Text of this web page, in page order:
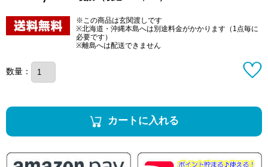
※この商品は玄関渡しです
※北海道・沖縄本島へは別途料金がかかります（1点毎に
必要です）
※離島へは配送できません
数量：
カートに入れる